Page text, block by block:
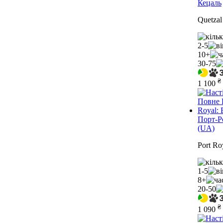
Кецаль
Quetzal
2-5
10+
30-75
1 100 ₴
Порт-
(UA)
Port
1-5
8+
20-50
1 090 ₴